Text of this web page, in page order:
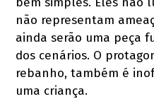
não representam
ainda serão uma peça
dos cenários. O
rebanho, também é
uma criança.